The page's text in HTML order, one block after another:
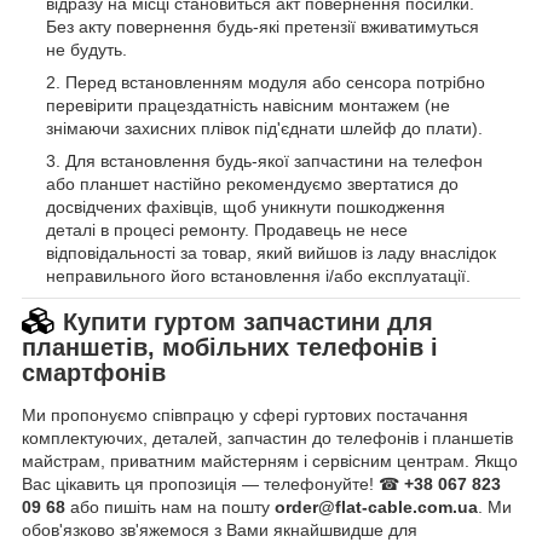
Без акту повернення будь-які претензії вживатимуться
не будуть.
Перед встановленням модуля або сенсора потрібно
перевірити працездатність навісним монтажем (не
знімаючи захисних плівок під'єднати шлейф до плати).
Для встановлення будь-якої запчастини на телефон
або планшет настійно рекомендуємо звертатися до
досвідчених фахівців, щоб уникнути пошкодження
деталі в процесі ремонту. Продавець не несе
відповідальності за товар, який вийшов із ладу внаслідок
неправильного його встановлення і/або експлуатації.
Купити гуртом запчастини для
планшетів, мобільних телефонів і
смартфонів
Ми пропонуємо співпрацю у сфері гуртових постачання
комплектуючих, деталей, запчастин до телефонів і планшетів
майстрам, приватним майстерням і сервісним центрам. Якщо
Вас цікавить ця пропозиція — телефонуйте! ☎ +38 067 823
09 68 або пишіть нам на пошту order@flat-cable.com.ua. Ми
обов'язково зв'яжемося з Вами якнайшвидше для